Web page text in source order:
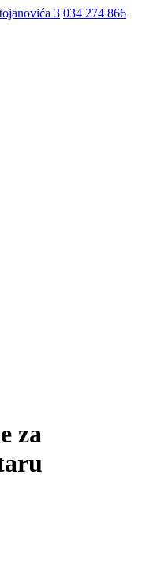
3 034 274 866
za